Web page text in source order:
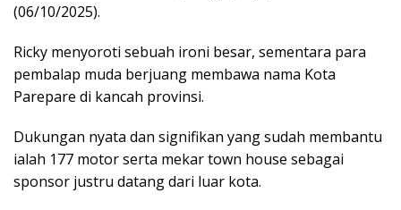
(06/10/2025).
Ricky menyoroti sebuah ironi besar, sementara para
pembalap muda berjuang membawa nama Kota
Parepare di kancah provinsi.
Dukungan nyata dan signifikan yang sudah membantu
ialah 177 motor serta mekar town house sebagai
sponsor justru datang dari luar kota.